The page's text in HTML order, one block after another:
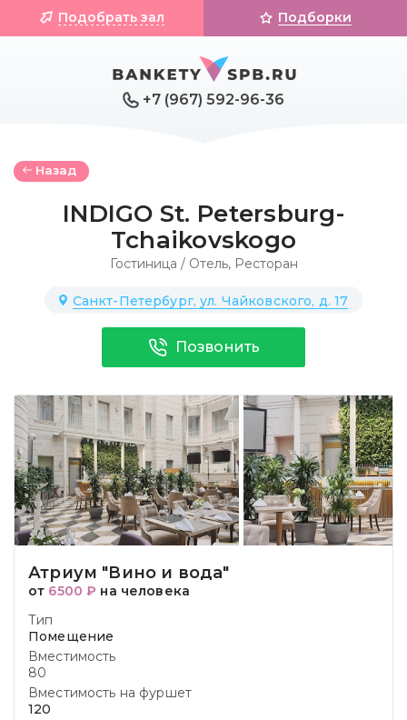
+7 (967) 592-96-36
Подобрать зал Подборки
Назад
INDIGO St. Petersburg-
Tchaikovskogo
Гостиница / Отель, Ресторан
Санкт-Петербург, ул. Чайковского, д. 17
Позвонить
Атриум "Вино и вода"
от 6500 ₽ на человека
Тип
Помещение
Вместимость
80
Вместимость на фуршет
120